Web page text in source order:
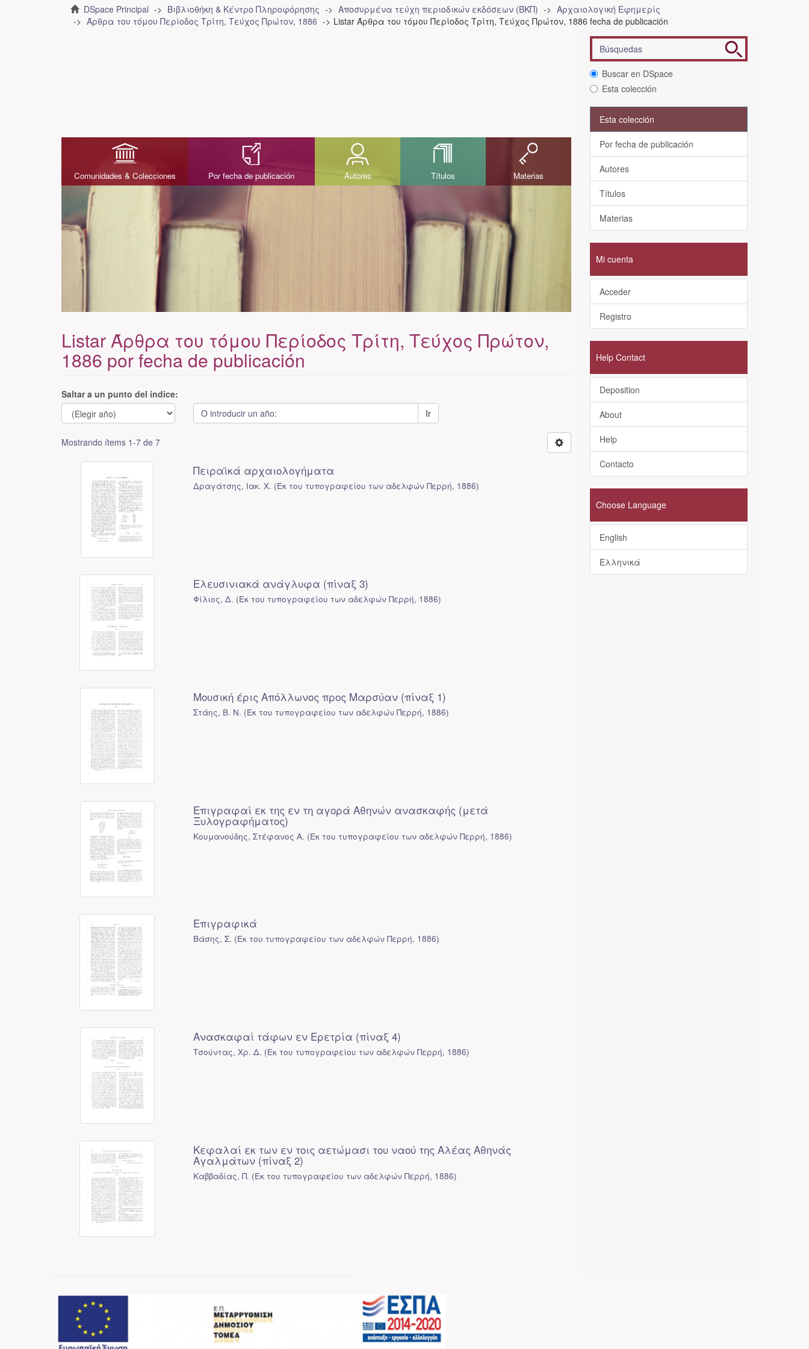
DSpace Principal Βιβλιοθήκη & Κέντρο Πληροφόρησης Αποσυρμένα τεύχη περιοδικών εκδόσεων (ΒΚΠ)
Αρχαιολογική Εφημερίς
Άρθρα του τόμου Περίοδος Τρίτη, Τεύχος Πρώτον, 1886
Listar Άρθρα του τόμου Περίοδος Τρίτη, Τεύχος Πρώτον, 1886 fecha de publicación
Comunidades & Colecciones Por fecha de publicación Autores Títulos Materias
Listar Άρθρα του τόμου Περίοδος Τρίτη, Τεύχος Πρώτον,
1886 por fecha de publicación
Saltar a un punto del índice:
Ir
Mostrando ítems 1-7 de 7
Πειραϊκά αρχαιολογήματα
Δραγάτσης, Ιακ. Χ. (Εκ του τυπογραφείου των αδελφών Περρή, 1886)
Ελευσινιακά ανάγλυφα (πίναξ 3)
Φίλιος, Δ. (Εκ του τυπογραφείου των αδελφών Περρή, 1886)
Μουσική έρις Απόλλωνος προς Μαρσύαν (πίναξ 1)
Στάης, Β. Ν. (Εκ του τυπογραφείου των αδελφών Περρή, 1886)
Επιγραφαί εκ της εν τη αγορά Αθηνών ανασκαφής (μετά
Ξυλογραφήματος)
Κουμανούδης, Στέφανος Α. (Εκ του τυπογραφείου των αδελφών Περρή, 1886)
Επιγραφικά
Βάσης, Σ. (Εκ του τυπογραφείου των αδελφών Περρή, 1886)
Ανασκαφαί τάφων εν Ερετρία (πίναξ 4)
Τσούντας, Χρ. Δ. (Εκ του τυπογραφείου των αδελφών Περρή, 1886)
Κεφαλαί εκ των εν τοις αετώμασι του ναού της Αλέας Αθηνάς
Αγαλμάτων (πίναξ 2)
Καββαδίας, Π. (Εκ του τυπογραφείου των αδελφών Περρή, 1886)
Buscar en DSpace
Esta colección
Esta colección
Por fecha de publicación
Autores
Títulos
Materias
Mi cuenta
Acceder
Registro
Help Contact
Deposition
About
Help
Contacto
Choose Language
English
Ελληνικά